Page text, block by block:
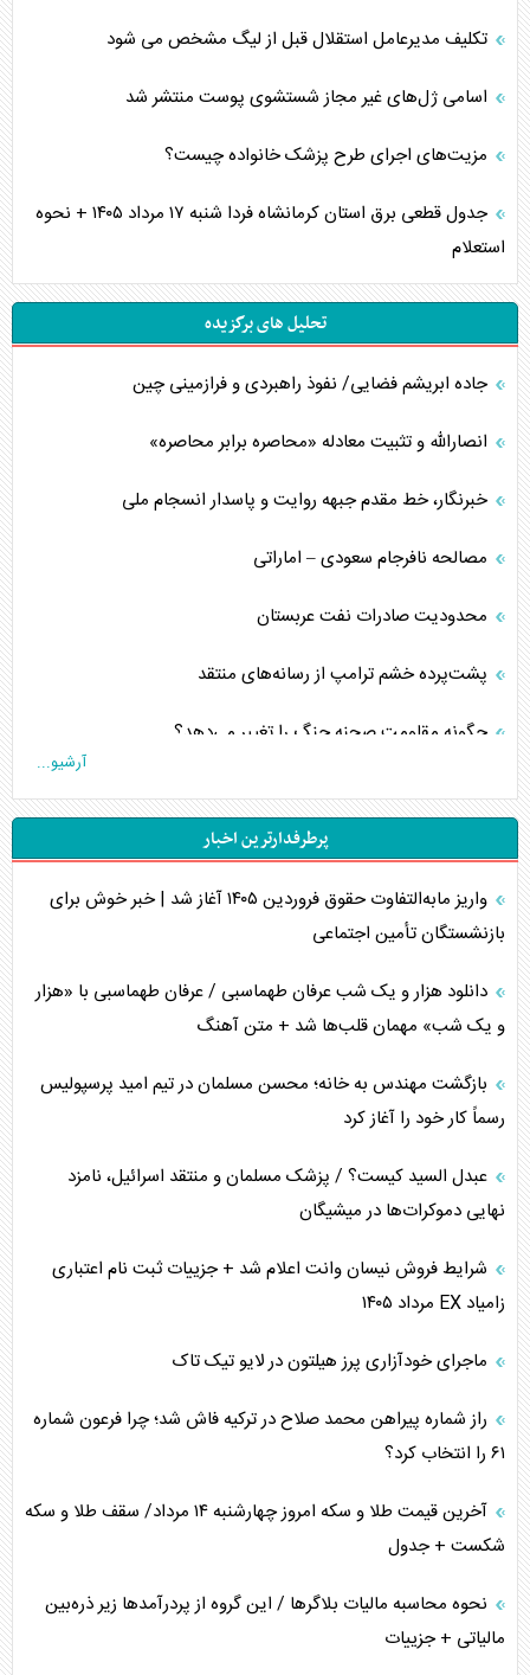
تکلیف مدیرعامل استقلال قبل از لیگ مشخص می شود
اسامی ژل‌های غیر مجاز شستشوی پوست منتشر شد
مزیت‌های اجرای طرح پزشک خانواده چیست؟
جدول قطعی برق استان کرمانشاه فردا شنبه ۱۷ مرداد ۱۴۰۵ + نحوه
استعلام
تحلیل های برگزیده
جاده ابریشم فضایی/ نفوذ راهبردی و فرازمینی چین
انصارالله و تثبیت معادله «محاصره برابر محاصره»
خبرنگار، خط مقدم جبهه روایت و پاسدار انسجام ملی
مصالحه نافرجام سعودی – اماراتی
محدودیت صادرات نفت عربستان
پشت‌پرده خشم ترامپ از رسانه‌های منتقد
چگونه مقاومت صحنه جنگ را تغییر می‌دهد؟
تحلیل جامع پدیده تراستی‌ها
تأثیر جنگ ایران و آمریکا بر اقتصاد جهانی
اربعین، کابوس مشترک تل‌آویو-واشنگتن
برنامه هفتم توسعه در نقطه کور سیاستگذاری
کنوانسیون دریای خزر در راستای منافع ملی است؟
اوکراین بازوی مخرب آمریکا در غرب آسیا
اهمیت راهبردی اردن برای آمریکا
پیام، ظرفیت بالفعل‌نشده تجارت ایران
همسویی عربستان با سنتکام علیه متحدان ایران
ترامپ و توهم خلع سلاح حماس
آرشیو...
پرطرفدارترین اخبار
واریز مابه‌التفاوت حقوق فروردین ۱۴۰۵ آغاز شد | خبر خوش برای
بازنشستگان تأمین اجتماعی
دانلود هزار و یک شب عرفان طهماسبی / عرفان طهماسبی با «هزار
و یک شب» مهمان قلب‌ها شد + متن آهنگ
بازگشت مهندس به خانه؛ محسن مسلمان در تیم امید پرسپولیس
رسماً کار خود را آغاز کرد
عبدل السید کیست؟ / پزشک مسلمان و منتقد اسرائیل، نامزد
نهایی دموکرات‌ها در میشیگان
شرایط فروش نیسان وانت اعلام شد + جزییات ثبت نام اعتباری
زامیاد EX مرداد ۱۴۰۵
ماجرای خودآزاری پرز هیلتون در لایو تیک تاک
راز شماره پیراهن محمد صلاح در ترکیه فاش شد؛ چرا فرعون شماره
۶۱ را انتخاب کرد؟
آخرین قیمت طلا و سکه امروز چهارشنبه ۱۴ مرداد/ سقف طلا و سکه
شکست + جدول
نحوه محاسبه مالیات بلاگر‌ها / این گروه از پردرآمد‌ها زیر ذره‌بین
مالیاتی + جزییات